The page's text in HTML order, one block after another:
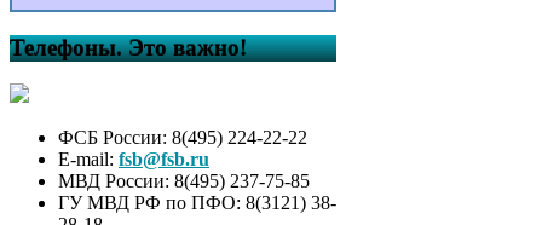
предоставления в аренду
земельного участка,
государственная собственность
Гафуровский сельсовет от
09.06.2026 № 134 “Об условиях
приватизации муниципального
имущества сельского поселения
Телефоны. Это важно!
ФСБ России: 8(495) 224-22-22
E-mail: fsb@fsb.ru
МВД России: 8(495) 237-75-85
ГУ МВД РФ по ПФО: 8(3121) 38-